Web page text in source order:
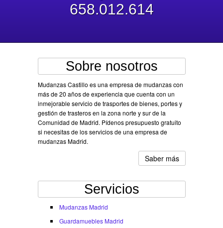
658.012.614
Sobre nosotros
Mudanzas Castillo es una empresa de mudanzas con
más de 20 años de experiencia que cuenta con un
inmejorable servicio de trasportes de bienes, portes y
gestión de trasteros en la zona norte y sur de la
Comunidad de Madrid. Pídenos presupuesto gratuito
si necesitas de los servicios de una empresa de
mudanzas Madrid.
Saber más
Servicios
Mudanzas Madrid
Guardamuebles Madrid